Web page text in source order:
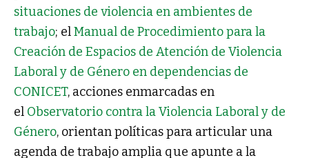
situaciones de violencia en ambientes de
trabajo; elManual de Procedimiento para la
Creación de Espacios de Atención de Violencia
Laboral y de Género en dependencias de
CONICET, acciones enmarcadas en
el Observatorio contra la Violencia Laboral y de
Género, orientan políticas para articular una
agenda de trabajo amplia que apunte a la